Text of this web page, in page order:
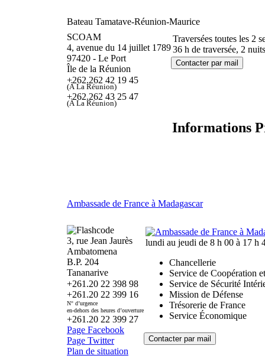
Bateau Tamatave-Réunion-Maurice
SCOAM
4, avenue du 14 juillet 1789
97420 - Le Port
Île de la Réunion
+262.262 42 19 45
(À La Réunion)
+262.262 43 25 47
(À La Réunion)
Traversées toutes les 2
36 h de traversée, 2
Informations
Ambassade de France à Madagascar
3, rue Jean Jaurès
Ambatomena
B.P. 204
Tananarive
+261.20 22 398 98
+261.20 22 399 16
N° d’urgence
en-dehors des heures d’ouverture
+261.20 22 399 27
Page Facebook
Page Twitter
Plan de situation
lundi au jeudi de 8 h 00 à 17 h
Chancellerie
Service de Coopération
Service de Sécurité
Mission de Défense
Trésorerie de France
Service Économique